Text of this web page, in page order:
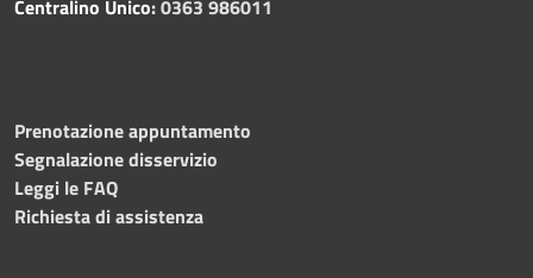
Centralino Unico:0363 986011
Prenotazione appuntamento
Segnalazione disservizio
Leggi le FAQ
Richiesta di assistenza